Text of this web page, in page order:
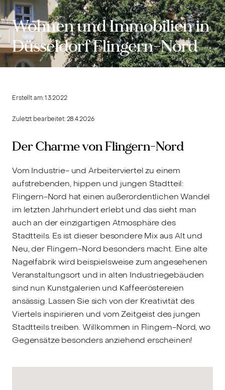
Wohnen und Immobilien in
Düsseldorf Flingern-Nord
Erstellt am:1.3.2022
Zuletzt bearbeitet:28.4.2026
Der Charme von Flingern-Nord
Vom Industrie- und Arbeiterviertel zu einem
aufstrebenden, hippen und jungen Stadtteil:
Flingern-Nord hat einen außerordentlichen Wandel
im letzten Jahrhundert erlebt und das sieht man
auch an der einzigartigen Atmosphäre des
Stadtteils. Es ist dieser besondere Mix aus Alt und
Neu, der Flingern-Nord besonders macht. Eine alte
Nagelfabrik wird beispielsweise zum angesehenen
Veranstaltungsort und in alten Industriegebäuden
sind nun Kunstgalerien und Kaffeeröstereien
ansässig. Lassen Sie sich von der Kreativität des
Viertels inspirieren und vom Zeitgeist des jungen
Stadtteils treiben. Willkommen in Flingern-Nord, wo
Gegensätze besonders anziehend erscheinen!